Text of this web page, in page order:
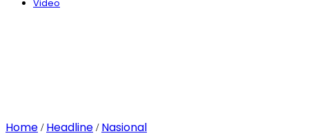
Video
Home / Headline / Nasional